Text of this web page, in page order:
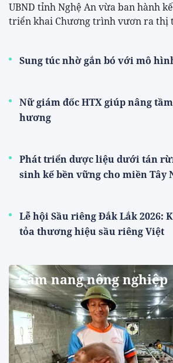
UBND tỉnh Nghệ An vừa ban hành
triển khai Chương trình vươn ra thị
Sung túc nhờ gắn bó với mô
Nữ giám đốc HTX giúp nâng
hương
Phát triển dược liệu dưới tán
sinh kế bền vững cho miền Tây
Lễ hội Sầu riêng Đắk Lắk 2026:
tỏa thương hiệu sầu riêng Việt
Cẩm nang nông nghiệp